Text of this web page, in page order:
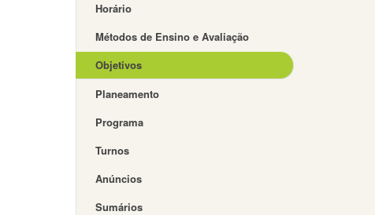
Horário
Métodos de Ensino e Avaliação
Objetivos
Planeamento
Programa
Turnos
Anúncios
Sumários